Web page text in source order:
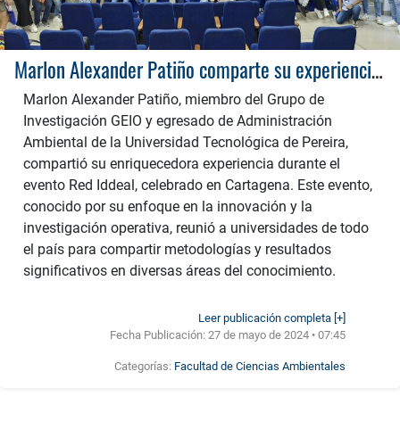
Marlon Alexander Patiño comparte su experiencia en el Evento Red Iddeal que representa Innovación y Compromiso Ambiental
Marlon Alexander Patiño, miembro del Grupo de
Investigación GEIO y egresado de Administración
Ambiental de la Universidad Tecnológica de Pereira,
compartió su enriquecedora experiencia durante el
evento Red Iddeal, celebrado en Cartagena. Este evento,
conocido por su enfoque en la innovación y la
investigación operativa, reunió a universidades de todo
el país para compartir metodologías y resultados
significativos en diversas áreas del conocimiento.
Leer publicación completa [+]
Fecha Publicación:27 de mayo de 2024 • 07:45
Categorías: Facultad de Ciencias Ambientales